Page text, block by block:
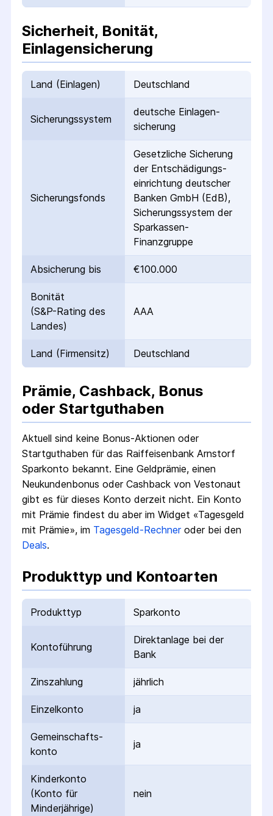
Sicherheit, Bonität,
Einlagensicherung
Land (Einlagen) Deutschland
Sicherungs­system
deutsche Einlagen­
sicherung
Sicherungs­fonds
Gesetzliche Sicherung
der Entschädigungs­
einrichtung deutscher
Banken GmbH (EdB),
Sicherungssystem der
Sparkassen-
Finanzgruppe
Absicherung bis €100.000
Bonität
(S&P-Rating des
Landes)
AAA
Land (Firmensitz) Deutschland
Prämie, Cashback, Bonus
oder Startguthaben
Aktuell sind keine Bonus-Aktionen oder
Startguthaben für das Raiffeisenbank Arnstorf
Sparkonto bekannt. Eine Geldprämie, einen
Neukundenbonus oder Cashback von Vestonaut
gibt es für dieses Konto derzeit nicht. Ein Konto
mit Prämie findest du aber im Widget «Tagesgeld
mit Prämie», im Tagesgeld-Rechneroder bei den
Deals.
Produkttyp und Kontoarten
Produkttyp Sparkonto
Kontoführung
Direktanlage bei der
Bank
Zinszahlung jährlich
Einzelkonto ja
Gemeinschafts­
konto
ja
Kinderkonto
(Konto für
Minderjährige)
nein